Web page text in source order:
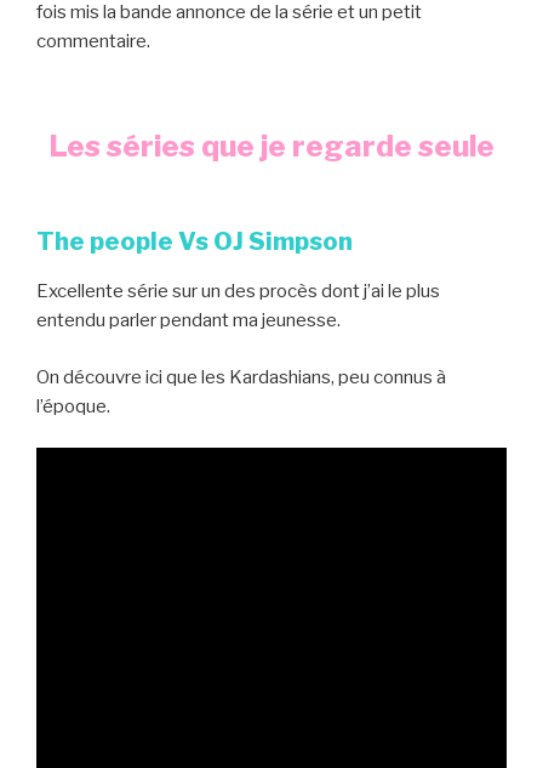
fois mis la bande annonce de la série et un petit
commentaire.
Les séries que je regarde seule
The people Vs OJ Simpson
Excellente série sur un des procès dont j’ai le plus
entendu parler pendant ma jeunesse.
On découvre ici que les Kardashians, peu connus à
l’époque.